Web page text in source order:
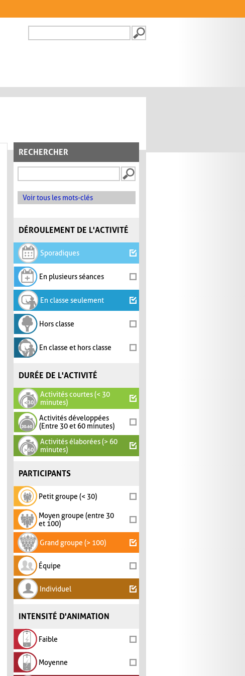
FORMULAIRE DE
RECHERCHER
Voir tous les mots-clés
DÉROULEMENT DE L'ACTIVITÉ
Sporadiques
En plusieurs séances
En classe seulement
Hors classe
En classe et hors classe
DURÉE DE L'ACTIVITÉ
Activités courtes (< 30
minutes)
Activités développées
(Entre 30 et 60 minutes)
Activités élaborées (> 60
minutes)
PARTICIPANTS
Petit groupe (< 30)
Moyen groupe (entre 30
et 100)
Grand groupe (> 100)
Équipe
Individuel
INTENSITÉ D'ANIMATION
Faible
Moyenne